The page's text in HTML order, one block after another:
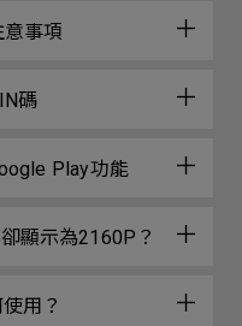
意事項
碼
Play功能
顯示為2160P？
用？